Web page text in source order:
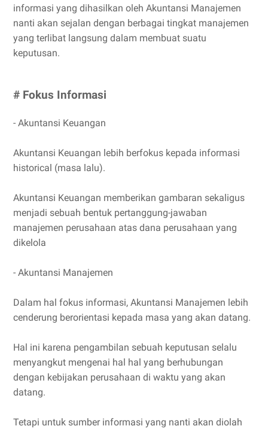
informasi yang dihasilkan oleh Akuntansi Manajemen
nanti akan sejalan dengan berbagai tingkat manajemen
yang terlibat langsung dalam membuat suatu
keputusan.
# Fokus Informasi
- Akuntansi Keuangan
Akuntansi Keuangan lebih berfokus kepada informasi
historical (masa lalu).
Akuntansi Keuangan memberikan gambaran sekaligus
menjadi sebuah bentuk pertanggung-jawaban
manajemen perusahaan atas dana perusahaan yang
dikelola
- Akuntansi Manajemen
Dalam hal fokus informasi, Akuntansi Manajemen lebih
cenderung berorientasi kepada masa yang akan datang.
Hal ini karena pengambilan sebuah keputusan selalu
menyangkut mengenai hal hal yang berhubungan
dengan kebijakan perusahaan di waktu yang akan
datang.
Tetapi untuk sumber informasi yang nanti akan diolah